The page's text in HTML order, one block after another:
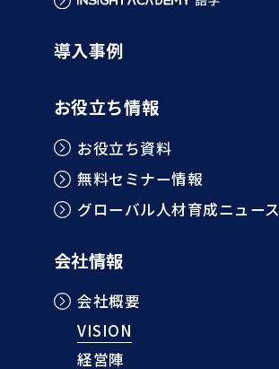
導入事例
お役立ち情報
お役立ち資料
無料セミナー情報
グローバル人材育成ニュース
会社情報
会社概要
VISION
経営陣